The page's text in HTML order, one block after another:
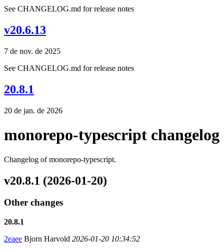
See CHANGELOG.md for release notes
v20.6.13
7 de nov. de 2025
See CHANGELOG.md for release notes
20.8.1
20 de jan. de 2026
monorepo-typescript changelog
Changelog of monorepo-typescript.
v20.8.1 (2026-01-20)
Other changes
20.8.1
2eaee Bjorn Harvold 2026-01-20 10:34:52